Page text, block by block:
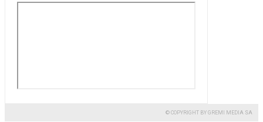
© COPYRIGHT BY GREMI MEDIA SA